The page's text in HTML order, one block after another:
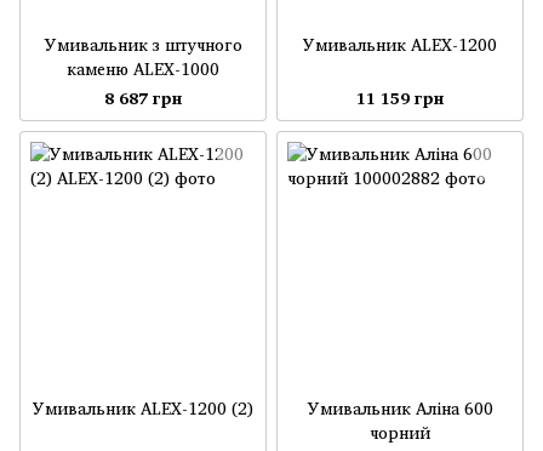
Умивальник з штучного
каменю ALEX-1000
8 687 грн
Умивальник ALEX-1200
11 159 грн
Умивальник ALEX-1200 (2)
Умивальник Аліна 600
чорний